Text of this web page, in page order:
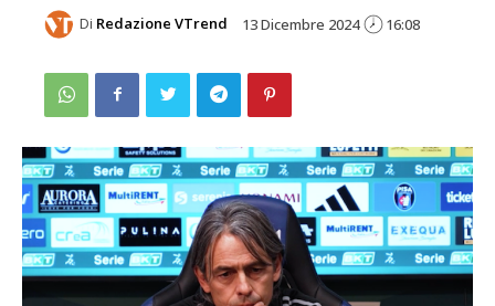
Di Redazione VTrend 13 Dicembre 2024 16:08